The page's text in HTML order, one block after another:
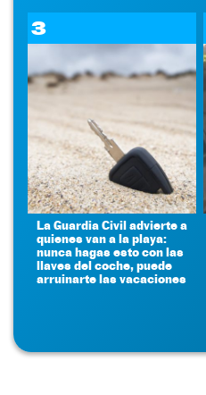
3
La Guardia Civil advierte a
quienes van a la playa:
nunca hagas esto con las
llaves del coche, puede
arruinarte las vacaciones